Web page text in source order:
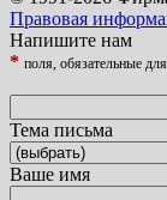
Правовая
Напишите нам
* поля, обязательные
Тема письма
Ваше имя